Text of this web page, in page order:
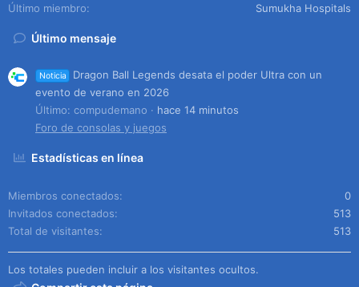
Último miembro
Sumukha Hospitals
Último mensaje
Noticia
Dragon Ball Legends desata el poder Ultra con un
evento de verano en 2026
Último: compudemano
hace 14 minutos
Foro de consolas y juegos
Estadísticas en línea
Miembros conectados
0
Invitados conectados
513
Total de visitantes
513
Los totales pueden incluir a los visitantes ocultos.